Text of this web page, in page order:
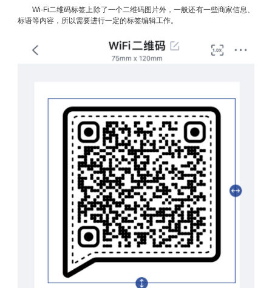
Wi-Fi二维码标签上除了一个二维码图片外，一般还有一些商家信息、
标语等内容，所以需要进行一定的标签编辑工作。